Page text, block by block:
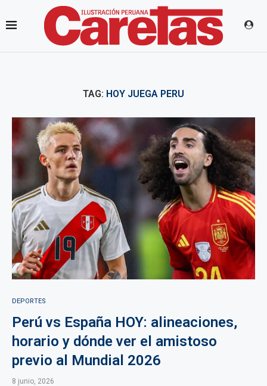
TAG: HOY JUEGA PERU
DEPORTES
Perú vs España HOY: alineaciones,
horario y dónde ver el amistoso
previo al Mundial 2026
8 junio, 2026